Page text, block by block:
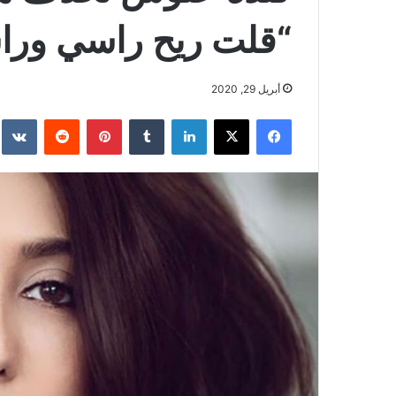
“قلت ريح راسي
أبريل 29, 2020
فيسبوك ‫X لينكدإن بينتيريست